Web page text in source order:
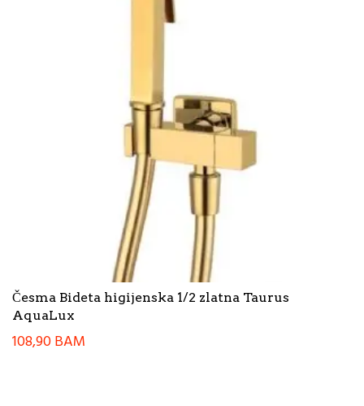
Česma Bideta higijenska 1/2 zlatna Taurus
AquaLux
108,90BAM